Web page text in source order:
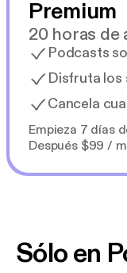
Premium
20 horas de
Podcasts
Disfruta los
Cancela
Empieza 7 días
Después $99 /
Sólo en